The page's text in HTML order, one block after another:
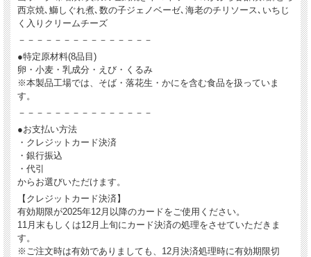
西京焼､鰤しぐれ煮､数の子ジェノベーゼ､海老のチリソース､いちじ
く入りクリームチーズ
－－－－－－－－－－－－－－－
●特定原材料(8品目)
卵・小麦・乳成分・えび・くるみ
※本製品工場では、そば・落花生・かにを含む食品を扱っていま
す。
－－－－－－－－－－－－－－－
●お支払い方法
・クレジットカード決済
・銀行振込
・代引
からお選びいただけます。
【クレジットカード決済】
有効期限が2025年12月以降のカードをご使用ください。
11月末もしくは12月上旬にカード決済の処理をさせていただきま
す。
※ご注文時は有効でありましても、12月決済処理時に有効期限切